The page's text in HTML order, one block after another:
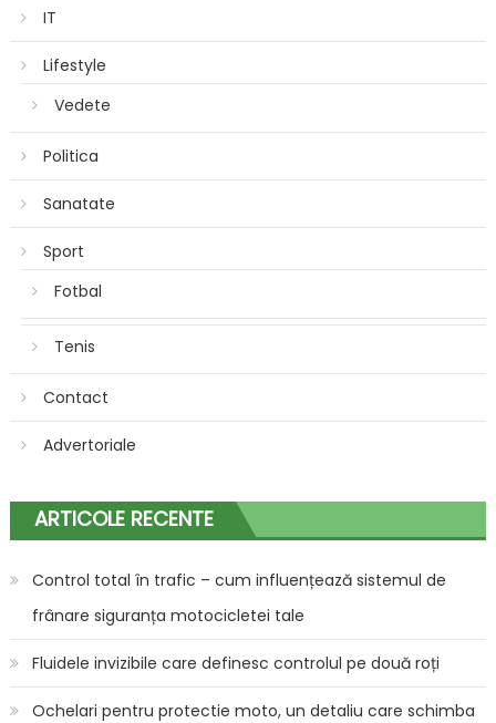
IT
Lifestyle
Vedete
Politica
Sanatate
Sport
Fotbal
Tenis
Contact
Advertoriale
ARTICOLE RECENTE
Control total în trafic – cum influențează sistemul de
frânare siguranța motocicletei tale
Fluidele invizibile care definesc controlul pe două roți
Ochelari pentru protectie moto, un detaliu care schimba